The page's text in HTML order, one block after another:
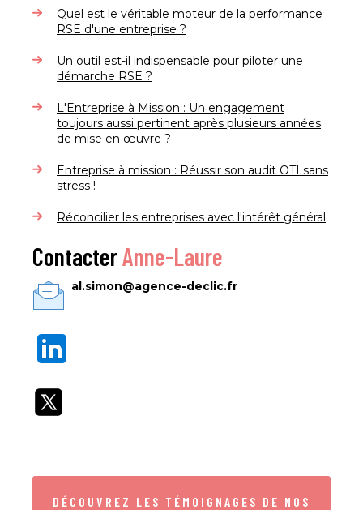
Quel est le véritable moteur de la performance
RSE d'une entreprise ?
Un outil est-il indispensable pour piloter une
démarche RSE ?
L'Entreprise à Mission : Un engagement
toujours aussi pertinent après plusieurs années
de mise en œuvre ?
Entreprise à mission : Réussir son audit OTI sans
stress !
Réconcilier les entreprises avec l'intérêt général
ContacterAnne-Laure
al.simon@agence-declic.fr
DÉCOUVREZ LES TÉMOIGNAGES DE NOS